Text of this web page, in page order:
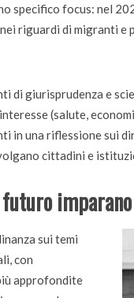
specifico focus: nel
riguardi di migranti e
di giurisprudenza e
(salute,
in una riflessione sui
cittadini e
sui temi
con
approfondite